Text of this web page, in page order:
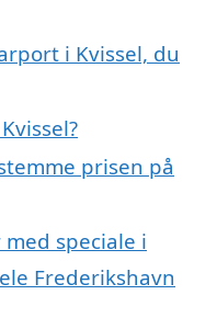
i Kvissel, du
prisen på
speciale i
Frederikshavn